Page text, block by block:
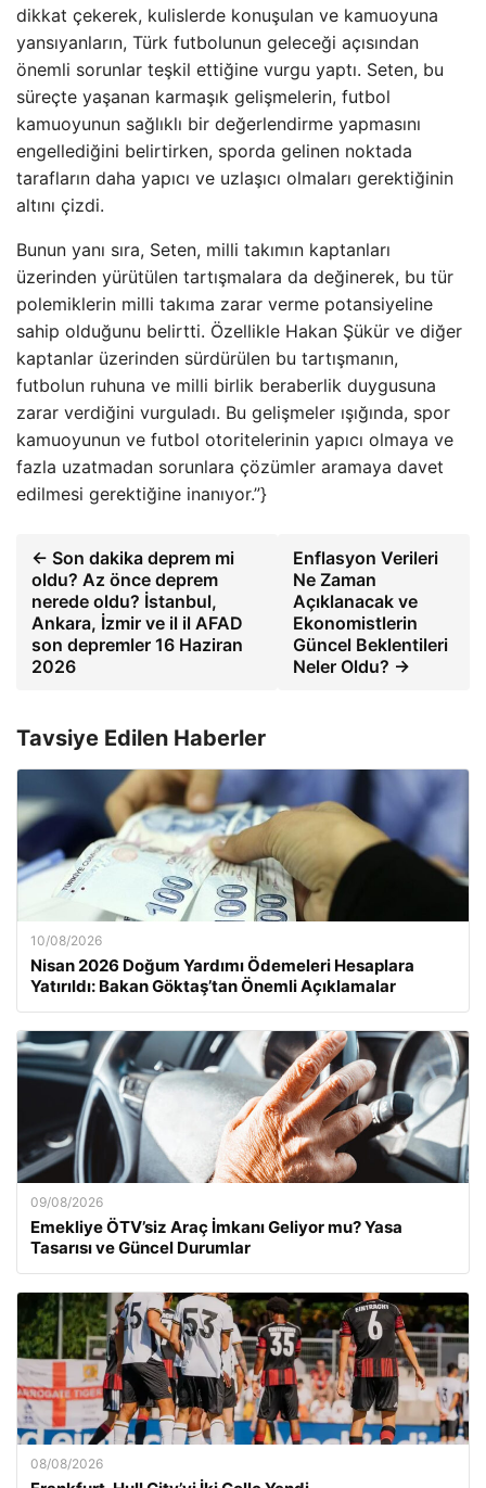
dikkat çekerek, kulislerde konuşulan ve kamuoyuna
yansıyanların, Türk futbolunun geleceği açısından
önemli sorunlar teşkil ettiğine vurgu yaptı. Seten, bu
süreçte yaşanan karmaşık gelişmelerin, futbol
kamuoyunun sağlıklı bir değerlendirme yapmasını
engellediğini belirtirken, sporda gelinen noktada
tarafların daha yapıcı ve uzlaşıcı olmaları gerektiğinin
altını çizdi.
Bunun yanı sıra, Seten, milli takımın kaptanları
üzerinden yürütülen tartışmalara da değinerek, bu tür
polemiklerin milli takıma zarar verme potansiyeline
sahip olduğunu belirtti. Özellikle Hakan Şükür ve diğer
kaptanlar üzerinden sürdürülen bu tartışmanın,
futbolun ruhuna ve milli birlik beraberlik duygusuna
zarar verdiğini vurguladı. Bu gelişmeler ışığında, spor
kamuoyunun ve futbol otoritelerinin yapıcı olmaya ve
fazla uzatmadan sorunlara çözümler aramaya davet
edilmesi gerektiğine inanıyor.”}
← Son dakika deprem mi
oldu? Az önce deprem
nerede oldu? İstanbul,
Ankara, İzmir ve il il AFAD
son depremler 16 Haziran
2026
Enflasyon Verileri
Ne Zaman
Açıklanacak ve
Ekonomistlerin
Güncel Beklentileri
Neler Oldu? →
Tavsiye Edilen Haberler
10/08/2026
Nisan 2026 Doğum Yardımı Ödemeleri Hesaplara
Yatırıldı: Bakan Göktaş’tan Önemli Açıklamalar
09/08/2026
Emekliye ÖTV’siz Araç İmkanı Geliyor mu? Yasa
Tasarısı ve Güncel Durumlar
08/08/2026